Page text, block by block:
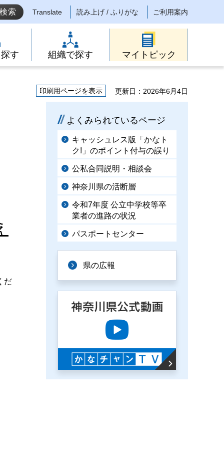
Translate 読み上げ / ふりがな ご利用案内
す 組織で探す マイトピック
印刷用ページを表示
更新日：2026年6月4日
だ
よくみられているページ
キャッシュレス版「かなト
ク!」のポイント付与の誤り
公私合同説明・相談会
神奈川県の活断層
令和7年度 公立中学校等卒
業者の進路の状況
パスポートセンター
県の広報